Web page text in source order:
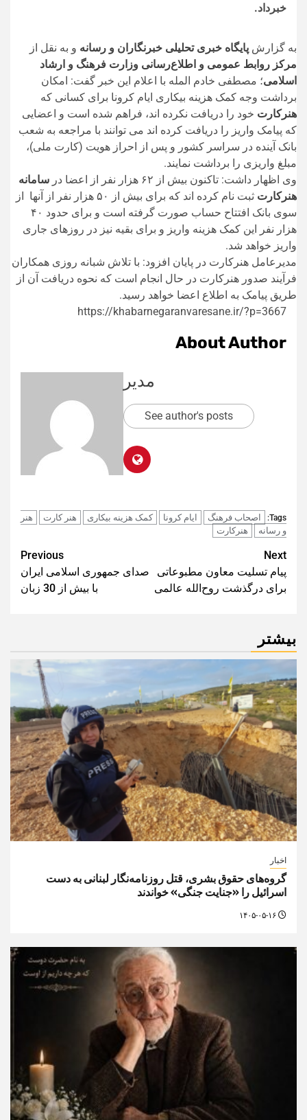
خبرداد.
به گزارش پایگاه خبری تحلیلی خبرنگاران و رسانه و به نقل از
مرکز روابط عمومی و اطلاع‌رسانی وزارت فرهنگ و ارشاد
اسلامی؛ مصطفی خادم المله با اعلام این خبر گفت: امکان
برداشت وجه کمک هزینه بیکاری ایام کرونا برای کسانی که
هنرکارت خود را دریافت نکرده اند، فراهم شده است و اعضایی
که پیامک واریز را دریافت کرده اند می توانند با مراجعه به شعب
بانک آینده در سراسر کشور و پس از احراز هویت (کارت ملی)،
مبلغ واریزی را برداشت نمایند.
وی اظهار داشت: تاکنون بیش از ۶۲ هزار نفر از اعضا در
سامانه
هنرکارت
ثبت نام کرده اند که برای بیش از ۵۰ هزار نفر از آنها از
سوی بانک افتتاح حساب صورت گرفته است و برای حدود ۴۰
هزار نفر این کمک هزینه واریز و برای بقیه نیز در روزهای جاری
واریز خواهد شد.
مدیرعامل هنرکارت در پایان افزود: با تلاش شبانه روزی همکاران
فرآیند صدور هنرکارت در حال انجام است که نحوه دریافت آن از
طریق پیامک به اطلاع اعضا خواهد رسید.
https://khabarnegaranvaresane.ir/?p=3667
About Author
مدیر
See author's posts
Tags: اصحاب فرهنگ ایام کرونا کمک هزینه بیکاری هنر کارت
هنر
و رسانه
هنرکارت
Post
navigation
Previous
صدای جمهوری اسلامی ایران
با بیش از 30 زبان
Next
پیام تسلیت معاون مطبوعاتی
برای درگذشت روح‌الله عالمی
بیشتر
اخبار
گروه‌های حقوق بشری، قتل روزنامه‌نگار لبنانی به دست
اسرائیل را «جنایت جنگی» خواندند